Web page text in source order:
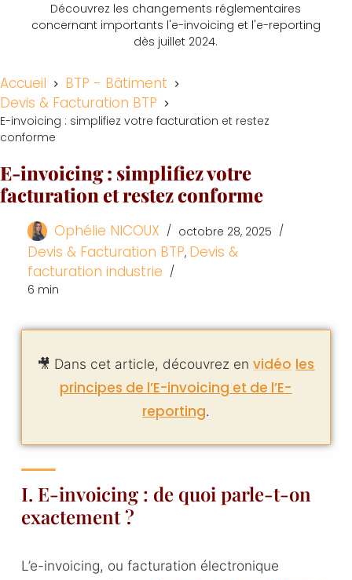
Découvrez les changements réglementaires
concernant importants l'e-invoicing et l'e-reporting
dès juillet 2024.
Accueil
BTP - Bâtiment
Devis & Facturation BTP
E-invoicing : simplifiez votre facturation et restez
conforme
E-invoicing : simplifiez votre
facturation et restez conforme
Ophélie NICOUX octobre 28, 2025
Devis & Facturation BTP, Devis &
facturation industrie
6 min
🎥 Dans cet article, découvrez envidéo les
principes de l’E-invoicing et de l’E-
reporting.
I. E-invoicing : de quoi parle-t-on
exactement ?
L’e-invoicing, ou facturation électronique